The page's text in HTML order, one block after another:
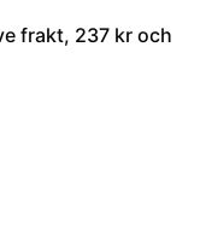
frakt, 237 kr och